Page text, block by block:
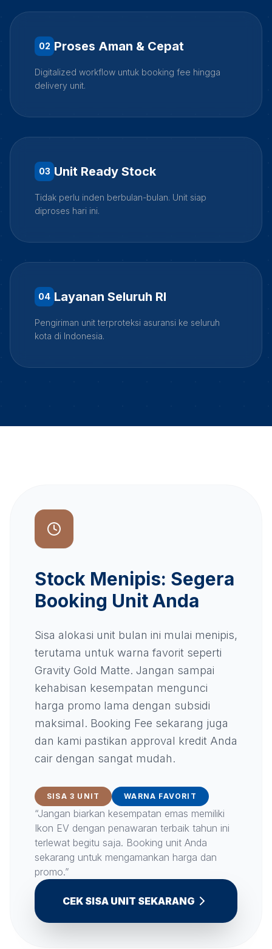
02 Proses Aman & Cepat
Digitalized workflow untuk booking fee hingga
delivery unit.
03 Unit Ready Stock
Tidak perlu inden berbulan-bulan. Unit siap
diproses hari ini.
04 Layanan Seluruh RI
Pengiriman unit terproteksi asuransi ke seluruh
kota di Indonesia.
Stock Menipis: Segera
Booking Unit Anda
Sisa alokasi unit bulan ini mulai menipis,
terutama untuk warna favorit seperti
Gravity Gold Matte. Jangan sampai
kehabisan kesempatan mengunci
harga promo lama dengan subsidi
maksimal. Booking Fee sekarang juga
dan kami pastikan approval kredit Anda
cair dengan sangat mudah.
SISA 3 UNIT WARNA FAVORIT
“Jangan biarkan kesempatan emas memiliki
Ikon EV dengan penawaran terbaik tahun ini
terlewat begitu saja. Booking unit Anda
sekarang untuk mengamankan harga dan
promo.”
CEK SISA UNIT SEKARANG